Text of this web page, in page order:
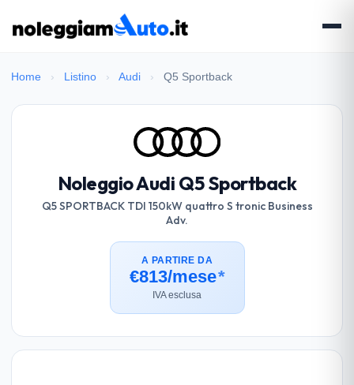
Home › Listino › Audi › Q5 Sportback
Noleggio Audi Q5 Sportback
Q5 SPORTBACK TDI 150kW quattro S tronic Business
Adv.
A PARTIRE DA
€813/mese*
IVA esclusa